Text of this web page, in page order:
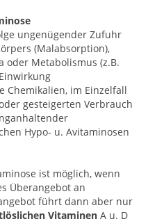
ungenügender Zufuhr
(Malabsorption),
oder Metabolismus (z.B.
Chemikalien, im Einzelfall
gesteigerten Verbrauch
Hypo- u. Avitaminosen
ist möglich, wenn
Überangebot an
führt dann aber nur
Vitaminen A u. D